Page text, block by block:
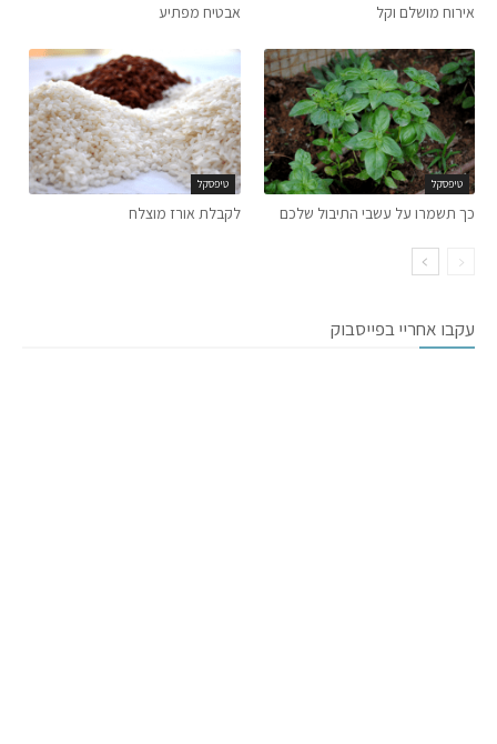
אירוח מושלם וקל אבטיח מפתיע
טיפסקל
כך תשמרו על עשבי התיבול שלכם
טיפסקל
לקבלת אורז מוצלח
עקבו אחריי בפייסבוק